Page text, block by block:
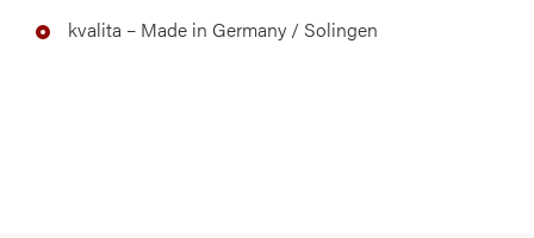
kvalita – Made in Germany / Solingen